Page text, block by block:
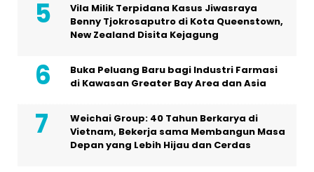
Vila Milik Terpidana Kasus Jiwasraya
Benny Tjokrosaputro di Kota Queenstown,
New Zealand Disita Kejagung
Buka Peluang Baru bagi Industri Farmasi
di Kawasan Greater Bay Area dan Asia
Weichai Group: 40 Tahun Berkarya di
Vietnam, Bekerja sama Membangun Masa
Depan yang Lebih Hijau dan Cerdas